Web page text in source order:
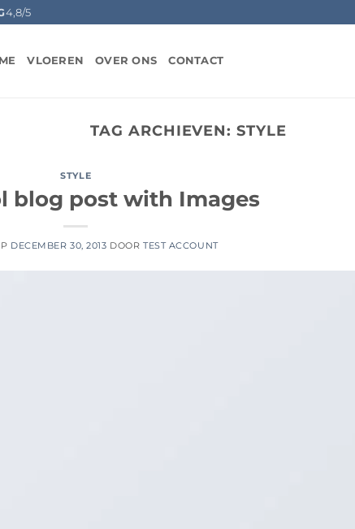
4,8/5
VLOEREN OVER ONS CONTACT
TAG ARCHIEVEN:STYLE
STYLE
blog post with Images
DECEMBER 30, 2013 DOOR TEST ACCOUNT